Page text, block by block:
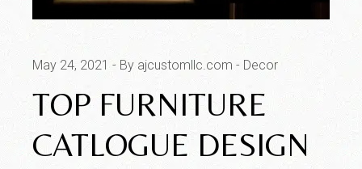
May 24, 2021 By ajcustomllc.com Decor
TOP FURNITURE
CATLOGUE DESIGN